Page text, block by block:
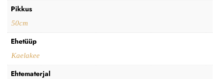
Pikkus
50cm
Ehetüüp
Kaelakee
Ehtematerjal